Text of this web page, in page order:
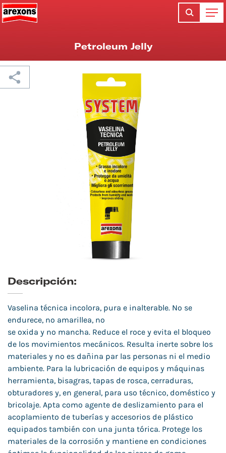
Petroleum Jelly
Descripción:
Vaselina técnica incolora, pura e inalterable. No se
endurece, no amarillea, no
se oxida y no mancha. Reduce el roce y evita el bloqueo
de los movimientos mecánicos. Resulta inerte sobre los
materiales y no es dañina par las personas ni el medio
ambiente. Para la lubricación de equipos y máquinas
herramienta, bisagras, tapas de rosca, cerraduras,
obturadores y, en general, para uso técnico, doméstico y
bricolaje. Apta como agente de deslizamiento para el
acoplamiento de tuberías y accesorios de plástico
equipados también con una junta tórica. Protege los
materiales de la corrosión y mantiene en condiciones